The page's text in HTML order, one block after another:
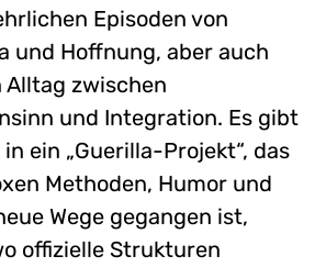
Episoden von
und Hoffnung, aber auch
zwischen
und Integration. Es gibt
ein „Guerilla-Projekt“, das
Methoden, Humor und
Wege gegangen ist,
offizielle Strukturen